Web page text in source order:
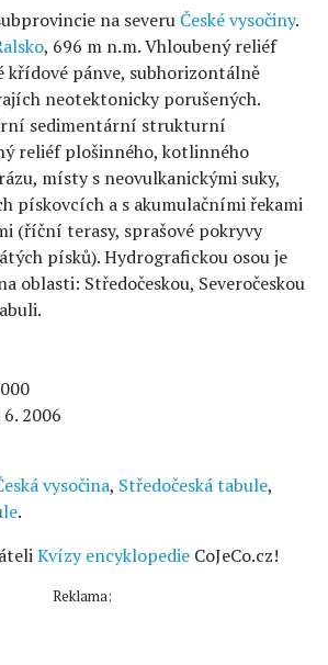
na severuČeské vysočiny.
, 696 m n.m. Vhloubený reliéf
křídové pánve, subhorizontálně
neotektonicky porušených.
sedimentární strukturní
reliéf plošinného, kotlinného
místy s neovulkanickými suky,
pískovcích a s akumulačními řekami
(říční terasy, sprašové pokryvy
písků). Hydrografickou osou je
oblasti: Středočeskou, Severočeskou
2006
vysočina, Středočeská tabule,
.
Kvízy encyklopedie CoJeCo.cz!
Reklama: